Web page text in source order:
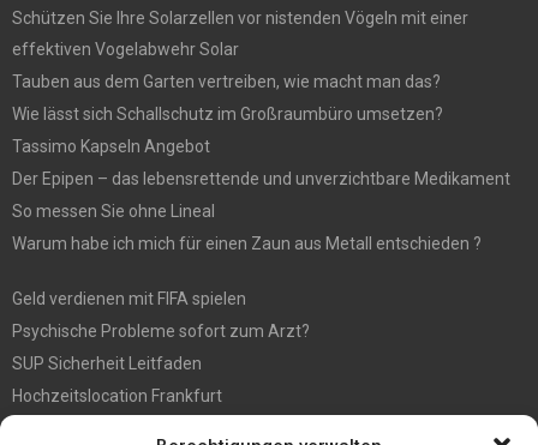
Schützen Sie Ihre Solarzellen vor nistenden Vögeln mit einer
effektiven Vogelabwehr Solar
Tauben aus dem Garten vertreiben, wie macht man das?
Wie lässt sich Schallschutz im Großraumbüro umsetzen?
Tassimo Kapseln Angebot
Der Epipen – das lebensrettende und unverzichtbare Medikament
So messen Sie ohne Lineal
Warum habe ich mich für einen Zaun aus Metall entschieden ?
Geld verdienen mit FIFA spielen
Psychische Probleme sofort zum Arzt?
SUP Sicherheit Leitfaden
Hochzeitslocation Frankfurt